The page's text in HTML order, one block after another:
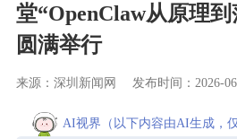
堂“OpenClaw从原理
圆满举行
来源：深圳新闻网 发布时间：2026-
AI视界 （以下内容由AI生成，